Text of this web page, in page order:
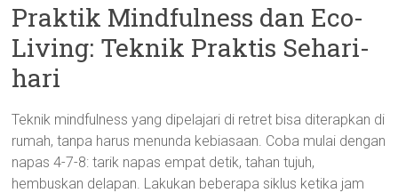
Praktik Mindfulness dan Eco-
Living: Teknik Praktis Sehari-
hari
Teknik mindfulness yang dipelajari di retret bisa diterapkan di
rumah, tanpa harus menunda kebiasaan. Coba mulai dengan
napas 4-7-8: tarik napas empat detik, tahan tujuh,
hembuskan delapan. Lakukan beberapa siklus ketika jam